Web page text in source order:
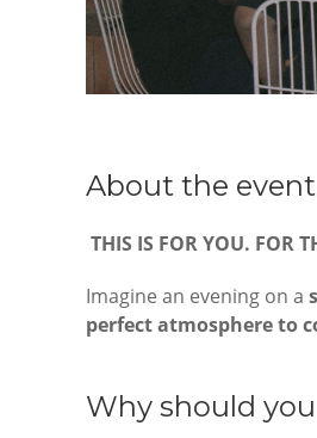
About the event
THIS IS FOR YOU. FOR
Imagine an evening on a
perfect atmosphere to
Why should